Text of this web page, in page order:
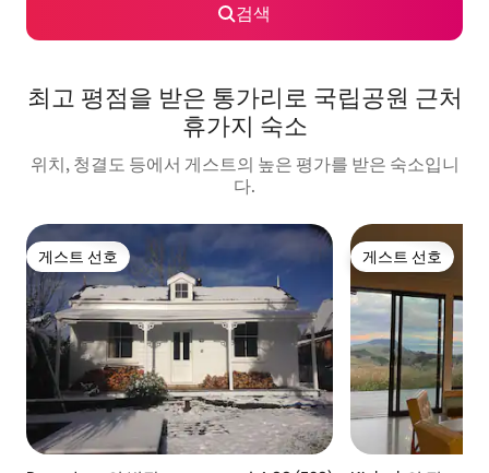
검색
최고 평점을 받은 통가리로 국립공원 근처
휴가지 숙소
위치, 청결도 등에서 게스트의 높은 평가를 받은 숙소입니
다.
게스트 선호
게스트 선호 게스트 선호
게스트 선호